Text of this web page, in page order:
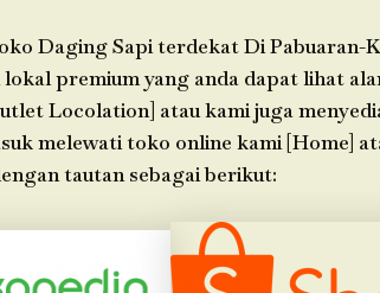
Daging Sapi terdekat Di Pabuaran-
lokal premium yang anda dapat lihat
Locolation] atau kami juga
melewati toko online kami [Home]
tautan sebagai berikut: